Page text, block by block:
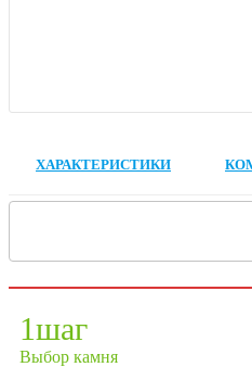
ХАРАКТЕРИСТИКИ
1шаг
Выбор камня